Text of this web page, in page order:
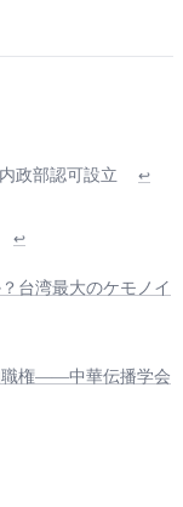
政部認可設立 ↩
↩
台湾最大のケモノイ
職権——中華伝播学会